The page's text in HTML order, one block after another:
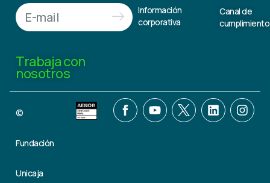
Trabaja con
nosotros
Información
corporativa
Canal de
cumplimiento
©
Fundación
Unicaja